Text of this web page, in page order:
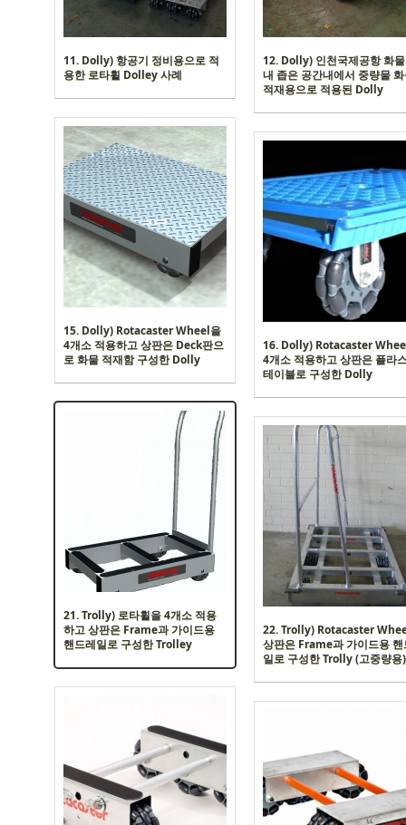
11. Dolly) 항공기 정비용으로 적
용한 로타휠 Dolley 사례
12. Dolly) 인천국제공항 화
내 좁은 공간내에서 중량물
적재용으로 적용된 Dolly
15. Dolly) Rotacaster Wheel을
4개소 적용하고 상판은 Deck판으
로 화물 적재함 구성한 Dolly
16. Dolly) Rotacaster
4개소 적용하고 상판은 플라
테이블로 구성한 Dolly
21. Trolly) 로타휠을 4개소 적용
하고 상판은 Frame과 가이드용
핸드레일로 구성한 Trolley
22. Trolly) Rotacaster
상판은 Frame과 가이드용 핸
일로 구성한 Trolly (고중량용)